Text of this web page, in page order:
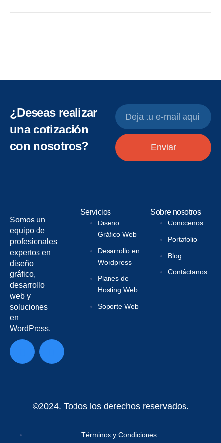
¿Deseas realizar
una cotización
con nosotros?
Enviar
Somos un
equipo de
profesionales
expertos en
diseño
gráfico,
desarrollo
web y
soluciones
en
WordPress.
Servicios
Diseño
Gráfico Web
Desarrollo en
Wordpress
Planes de
Hosting Web
Soporte Web
Sobre nosotros
Conócenos
Portafolio
Blog
Contáctanos
©2024. Todos los derechos reservados.
Términos y Condiciones